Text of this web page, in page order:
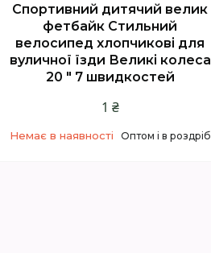
Спортивний дитячий велик
фетбайк Стильний
велосипед хлопчикові для
вуличної їзди Великі колеса
20 " 7 швидкостей
1 ₴
Немає в наявності Оптом і в роздріб